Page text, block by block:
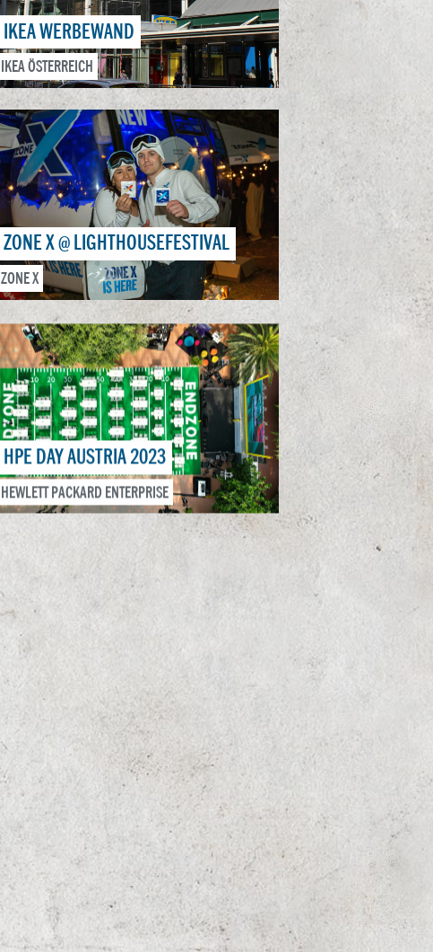
IKEA WERBEWAND
IKEA ÖSTERREICH
ZONE X @ LIGHTHOUSEFESTIVAL
ZONE X
HPE DAY AUSTRIA 2023
HEWLETT PACKARD ENTERPRISE
ROKU INFLUENCER EVENT SCHWEIZ
BEAM SUNTORY